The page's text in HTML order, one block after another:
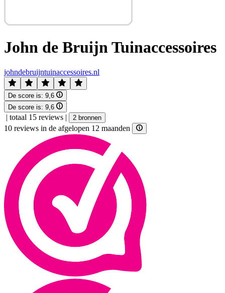
John de Bruijn Tuinaccessoires
johndebruijntuinaccessoires.nl
De score is: 9,6
De score is: 9,6
| totaal 15 reviews | 2 bronnen
10 reviews in de afgelopen 12 maanden